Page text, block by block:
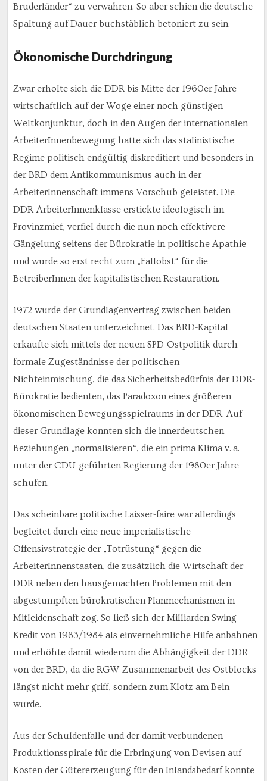
Bruderländer“ zu verwahren. So aber schien die deutsche
Spaltung auf Dauer buchstäblich betoniert zu sein.
Ökonomische Durchdringung
Zwar erholte sich die DDR bis Mitte der 1960er Jahre
wirtschaftlich auf der Woge einer noch günstigen
Weltkonjunktur, doch in den Augen der internationalen
ArbeiterInnenbewegung hatte sich das stalinistische
Regime politisch endgültig diskreditiert und besonders in
der BRD dem Antikommunismus auch in der
ArbeiterInnenschaft immens Vorschub geleistet. Die
DDR-ArbeiterInnenklasse erstickte ideologisch im
Provinzmief, verfiel durch die nun noch effektivere
Gängelung seitens der Bürokratie in politische Apathie
und wurde so erst recht zum „Fallobst“ für die
BetreiberInnen der kapitalistischen Restauration.
1972 wurde der Grundlagenvertrag zwischen beiden
deutschen Staaten unterzeichnet. Das BRD-Kapital
erkaufte sich mittels der neuen SPD-Ostpolitik durch
formale Zugeständnisse der politischen
Nichteinmischung, die das Sicherheitsbedürfnis der DDR-
Bürokratie bedienten, das Paradoxon eines größeren
ökonomischen Bewegungsspielraums in der DDR. Auf
dieser Grundlage konnten sich die innerdeutschen
Beziehungen „normalisieren“, die ein prima Klima v. a.
unter der CDU-geführten Regierung der 1980er Jahre
schufen.
Das scheinbare politische Laisser-faire war allerdings
begleitet durch eine neue imperialistische
Offensivstrategie der „Totrüstung“ gegen die
ArbeiterInnenstaaten, die zusätzlich die Wirtschaft der
DDR neben den hausgemachten Problemen mit den
abgestumpften bürokratischen Planmechanismen in
Mitleidenschaft zog. So ließ sich der Milliarden Swing-
Kredit von 1983/1984 als einvernehmliche Hilfe anbahnen
und erhöhte damit wiederum die Abhängigkeit der DDR
von der BRD, da die RGW-Zusammenarbeit des Ostblocks
längst nicht mehr griff, sondern zum Klotz am Bein
wurde.
Aus der Schuldenfalle und der damit verbundenen
Produktionsspirale für die Erbringung von Devisen auf
Kosten der Gütererzeugung für den Inlandsbedarf konnte